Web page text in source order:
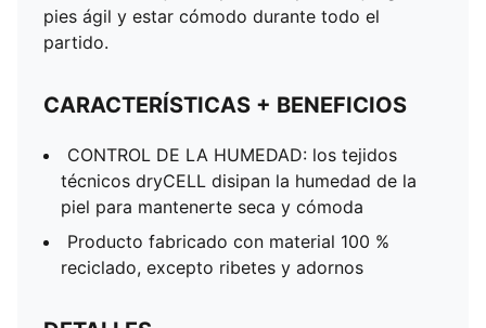
pies ágil y estar cómodo durante todo el
partido.
CARACTERÍSTICAS + BENEFICIOS
CONTROL DE LA HUMEDAD: los tejidos
técnicos dryCELL disipan la humedad de la
piel para mantenerte seca y cómoda
Producto fabricado con material 100 %
reciclado, excepto ribetes y adornos